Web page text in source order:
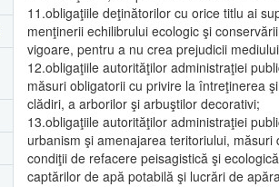
11.obligaţiile deţinătorilor cu orice titlu ai
menţinerii echilibrului ecologic şi
vigoare, pentru a nu crea prejudicii
12.obligaţiile autorităţilor administraţiei
măsuri obligatorii cu privire la întreţinerea
clădiri, a arborilor şi arbuştilor decorativi;
13.obligaţiile autorităţilor administraţiei
urbanism şi amenajarea teritoriului,
condiţii de refacere peisagistică şi
captărilor de apă potabilă şi lucrări de